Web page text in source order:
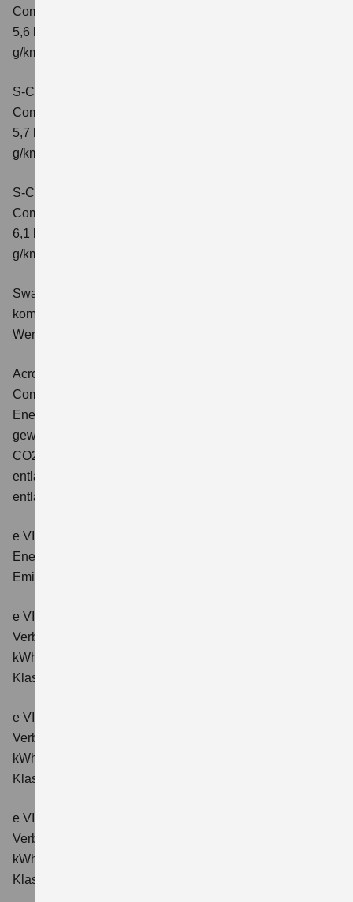
Comfort
5,6 l/100 km; kombinierter Wert der CO2-Emission: 131
g/km; CO2-Klasse: D
S-Cross 1.4 BOOSTERJET HYBRID ALLGRIP
Comfort+
5,7 l/100 km; kombinierter Wert der CO2-Emission: 131
g/km; CO2-Klasse: D
S-Cross 1.4 BOOSTERJET HYBRID ALLGRIP AT
Comfort+
6,1 l/100 km; kombinierter Wert der CO2-Emission: 141
g/km; CO2-Klasse: E
Swace 1.8 HYBRID CVT Comfort+
kombinierter Energieverbrauch 4,5 l/100km; kombinierter
Wert der CO2-Emission: 102 g/km; CO2-Klasse: C.
Across 2.5 PLUG-IN HYBRID CVT
Comfort+
Energieverbrauch: 17,1kWh/100km plus 1,0 l/100 km;
gewichtet kombinierter Wert der CO2-Emission: 22 g/km;
CO2-Klasse: B; kombinierter Kraftstoffverbrauch bei
entladener Batterie: 6,6 l/100km; CO2-Klasse (bei
entladener Batterie): E.
e VITARA eAxle Club (49 kWh-Batterie)
Energieverbrauch kombiniert: 14,9 kWh/100km; CO₂-
Emissionen kombiniert: 0 g/km; CO₂-Klasse: A.
e VITARA eAxle Comfort (61 kWh-Batterie)
Verbrauchswerte: Energieverbrauch kombiniert: 15,1
kWh/100km; CO₂-Emissionen kombiniert: 0 g/km; CO₂-
Klasse: A.
e VITARA eAxle ALLGRIP-e Comfort (61 kWh-Batterie)
Verbrauchswerte: Energieverbrauch kombiniert: 16,6
kWh/100km; CO₂-Emissionen kombiniert: 0 g/km; CO₂-
Klasse: A.
e VITARA eAxle Comfort+ (61 kWh-Batterie)
Verbrauchswerte: Energieverbrauch kombiniert: 15,1
kWh/100km; CO₂-Emissionen kombiniert: 0 g/km; CO₂-
Klasse: A.